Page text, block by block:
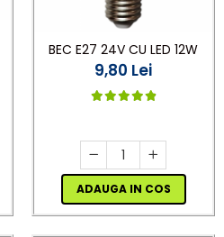
BEC E27 24V CU LED 12W
9,80 Lei
ADAUGA IN COS